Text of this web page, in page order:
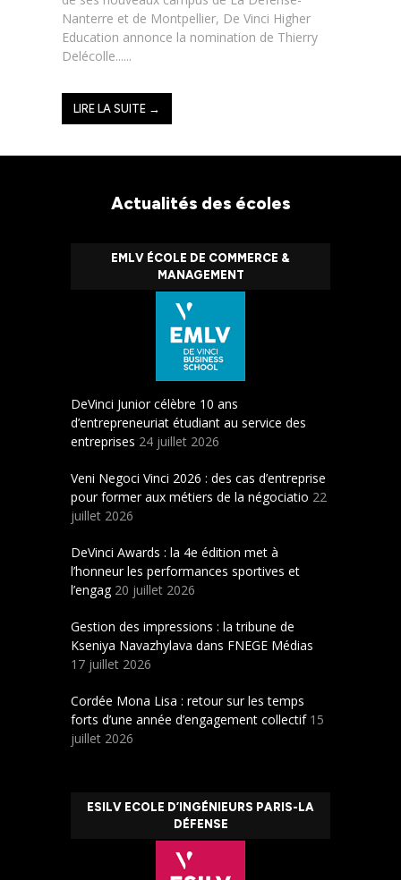
Nanterre et de Montpellier, De Vinci Higher
Education annonce la nomination de Thierry
Delécolle......
LIRE LA SUITE →
Actualités des écoles
EMLV ÉCOLE DE COMMERCE &
MANAGEMENT
DeVinci Junior célèbre 10 ans
d’entrepreneuriat étudiant au service des
entreprises 24 juillet 2026
Veni Negoci Vinci 2026 : des cas d’entreprise
pour former aux métiers de la négociatio 22
juillet 2026
DeVinci Awards : la 4e édition met à
l’honneur les performances sportives et
l’engag 20 juillet 2026
Gestion des impressions : la tribune de
Kseniya Navazhylava dans FNEGE Médias
17 juillet 2026
Cordée Mona Lisa : retour sur les temps
forts d’une année d’engagement collectif 15
juillet 2026
ESILV ECOLE D’INGÉNIEURS PARIS-LA
DÉFENSE